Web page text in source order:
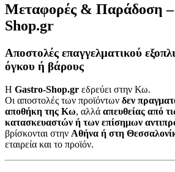
Μεταφορές & Παράδοση
Shop.gr
Αποστολές επαγγελματικού
όγκου ή βάρους
Η Gastro-Shop.gr εδρεύει στην Κω.
Οι αποστολές των προϊόντων δεν
αποθήκη της Κω, αλλά απευθείας από
κατασκευαστών ή των επίσημων
βρίσκονται στην Αθήνα ή στη
εταιρεία και το προϊόν.